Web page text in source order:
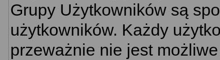
Grupy Użytkowników są
użytkowników. Każdy
przeważnie nie jest